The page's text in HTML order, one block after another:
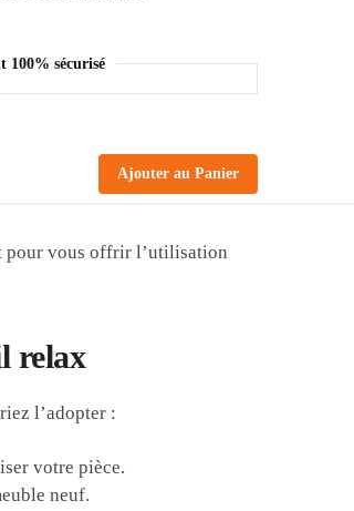
100% sécurisé
Ajouter au Panier
pour vous offrir l’utilisation
relax
l’adopter :
votre pièce.
neuf.